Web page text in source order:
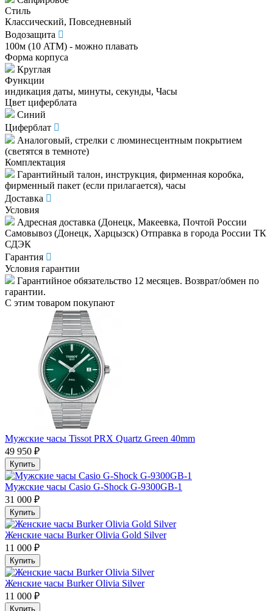
Стиль
Классический, Повседневный
Водозащита
100м (10 ATM) - можно плавать
Форма корпуса
Круглая
Функции
индикация даты, минуты, секунды, Часы
Цвет циферблата
Синий
Циферблат
Аналоговый, стрелки с люминесцентным покрытием
(светятся в темноте)
Комплектация
Гарантийный талон, инструкция, фирменная коробка,
фирменный пакет (если прилагается), часы
Доставка
Условия
Адресная доставка (Донецк, Макеевка, Почтой России
Самовывоз (Донецк, Харцызск) Отправка в города России ТК
СДЭК
Гарантия
Условия гарантии
Гарантийное обязательство 12 месяцев. Возврат/обмен по
гарантии.
С этим товаром покупают
Мужские часы Tissot PRX Quartz Green 40mm
49 950 ₽
Купить
Мужские часы Casio G-Shock G-9300GB-1
31 000 ₽
Купить
Женские часы Burker Olivia Gold Silver
11 000 ₽
Купить
Женские часы Burker Olivia Silver
11 000 ₽
Купить